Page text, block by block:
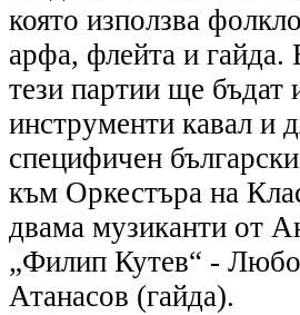
която използва
арфа, флейта и гайда.
тези партии ще бъдат
инструменти кавал и
специфичен
към Оркестъра на
двама музиканти от
„Филип Кутев“ -
Атанасов (гайда).